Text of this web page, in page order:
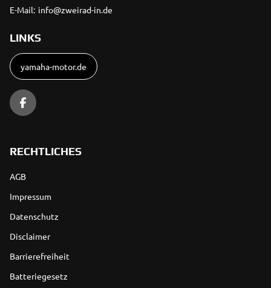
E-Mail: info@zweirad-in.de
LINKS
yamaha-motor.de
RECHTLICHES
AGB
Impressum
Datenschutz
Disclaimer
Barrierefreiheit
Batteriegesetz